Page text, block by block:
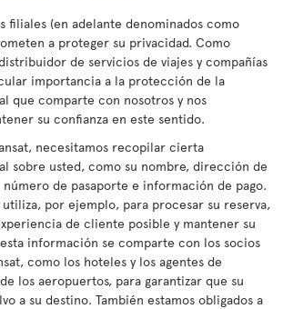
filiales (en adelante denominados como
a proteger su privacidad. Como
de servicios de viajes y compañías
importancia a la protección de la
que comparte con nosotros y nos
su confianza en este sentido.
necesitamos recopilar cierta
sobre usted, como su nombre, dirección de
de pasaporte e información de pago.
por ejemplo, para procesar su reserva,
de cliente posible y mantener su
información se comparte con los socios
como los hoteles y los agentes de
los aeropuertos, para garantizar que su
a su destino. También estamos obligados a